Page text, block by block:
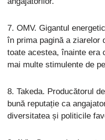
7. OMV. Gigantul
în prima pagină a ziarelor
toate acestea, înainte era
mai multe stimulente de
8. Takeda. Producătorul
bună reputație ca
diversitatea și politicile